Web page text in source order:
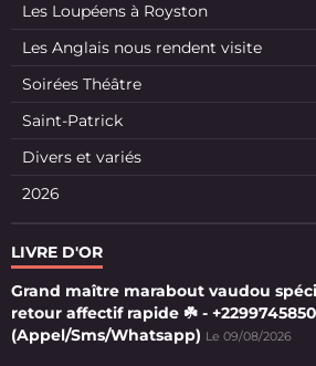
Les Loupéens à Royston
Les Anglais nous rendent visite
Soirées Théâtre
Saint-Patrick
Divers et variés
2026
LIVRE D'OR
Grand maître marabout vaudou
retour affectif rapide ☘️ -
(Appel/Sms/Whatsapp) Le 09/08/2026